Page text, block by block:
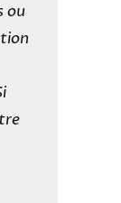
ou